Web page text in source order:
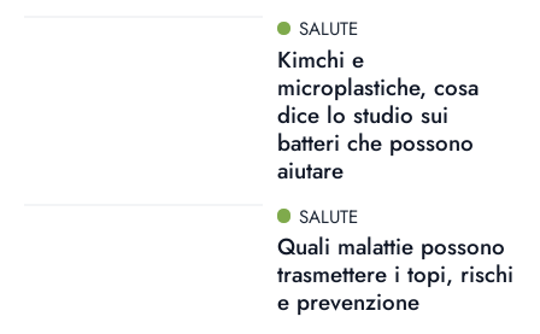
SALUTE
Kimchi e
microplastiche, cosa
dice lo studio sui
batteri che possono
aiutare
SALUTE
Quali malattie possono
trasmettere i topi, rischi
e prevenzione